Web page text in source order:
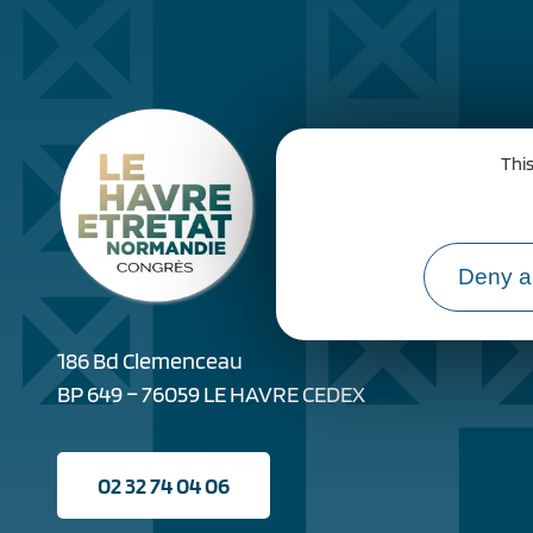
Deny
186 Bd Clemenceau
BP 649 – 76059 LE HAVRE CEDEX
02 32 74 04 06